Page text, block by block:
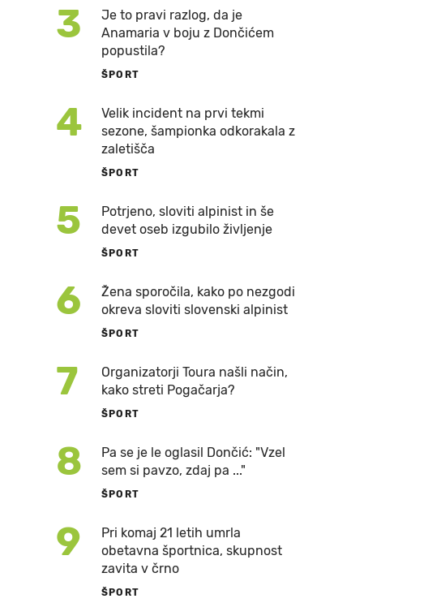
3
Je to pravi razlog, da je
Anamaria v boju z Dončićem
popustila?
ŠPORT
4
Velik incident na prvi tekmi
sezone, šampionka odkorakala z
zaletišča
ŠPORT
5
Potrjeno, sloviti alpinist in še
devet oseb izgubilo življenje
ŠPORT
6
Žena sporočila, kako po nezgodi
okreva sloviti slovenski alpinist
ŠPORT
7
Organizatorji Toura našli način,
kako streti Pogačarja?
ŠPORT
8
Pa se je le oglasil Dončić: "Vzel
sem si pavzo, zdaj pa ..."
ŠPORT
9
Pri komaj 21 letih umrla
obetavna športnica, skupnost
zavita v črno
ŠPORT